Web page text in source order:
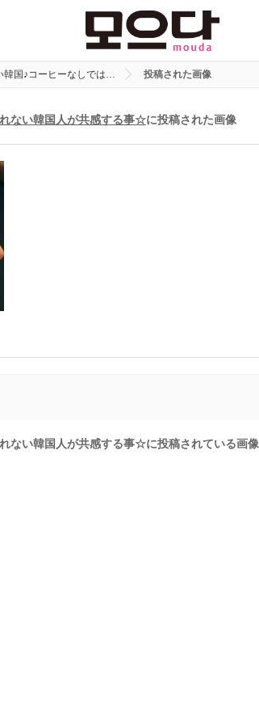
韓国♪コーヒーなしでは… 投稿された画像
ない韓国人が共感する事☆に投稿された画像
ない韓国人が共感する事☆に投稿されている画像